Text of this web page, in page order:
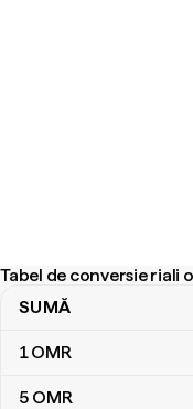
Tabel de conversie riali
Tabel de conversie riali
SUMĂ
1OMR
5 OMR